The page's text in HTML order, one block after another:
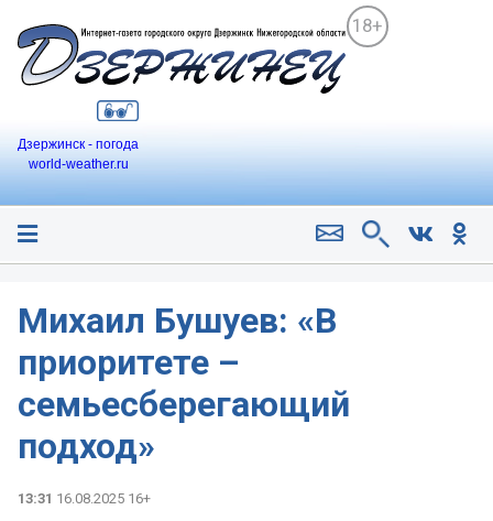
18+
Дзержинск - погода
world-weather.ru
Михаил Бушуев: «В
приоритете –
семьесберегающий
подход»
13:31 16.08.2025 16+